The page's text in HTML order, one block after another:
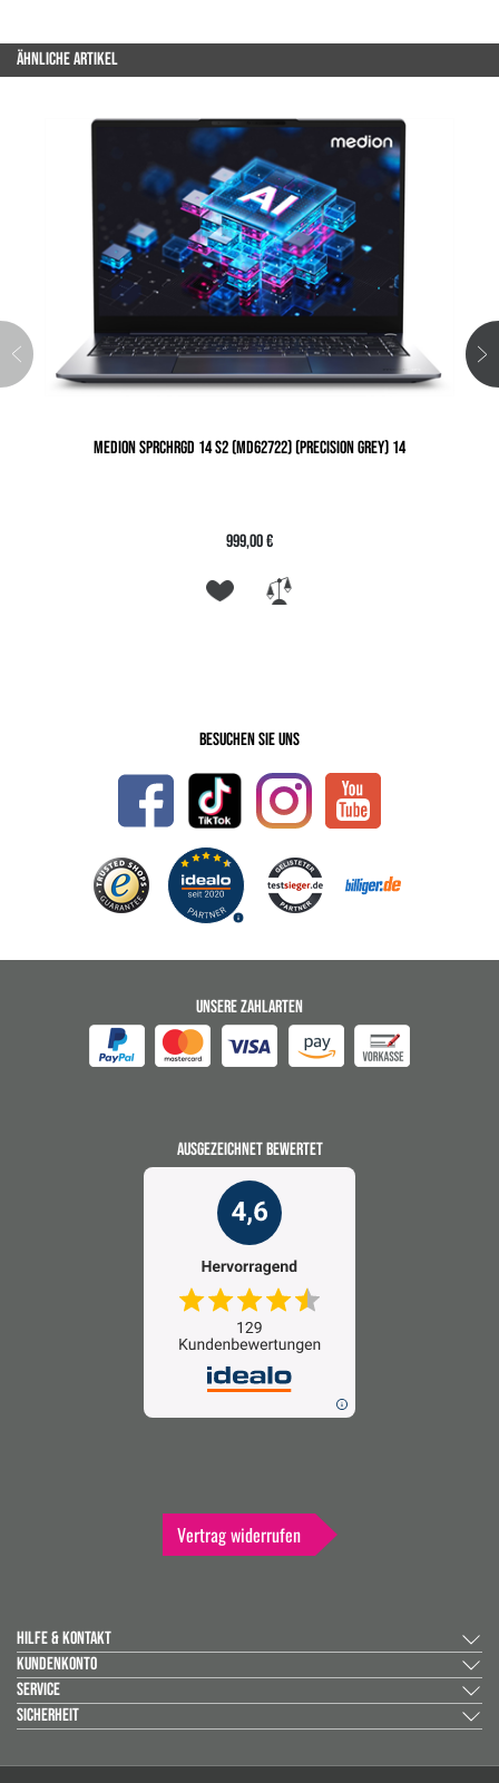
ÄHNLICHE ARTIKEL
MEDION SPRCHRGD 14 S2 (MD62722) (PRECISION GREY) 14
999,00 €
Besuchen Sie uns
UNSERE ZAHLARTEN
AUSGEZEICHNET BEWERTET
Vertrag widerrufen
HILFE & KONTAKT
KUNDENKONTO
SERVICE
SICHERHEIT